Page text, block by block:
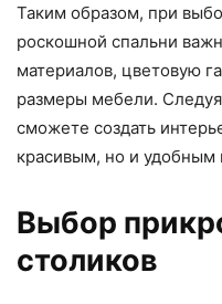
Таким образом, при
роскошной спальни
материалов, цветовую
размеры мебели.
сможете создать
красивым, но и удобным
Выбор
столиков